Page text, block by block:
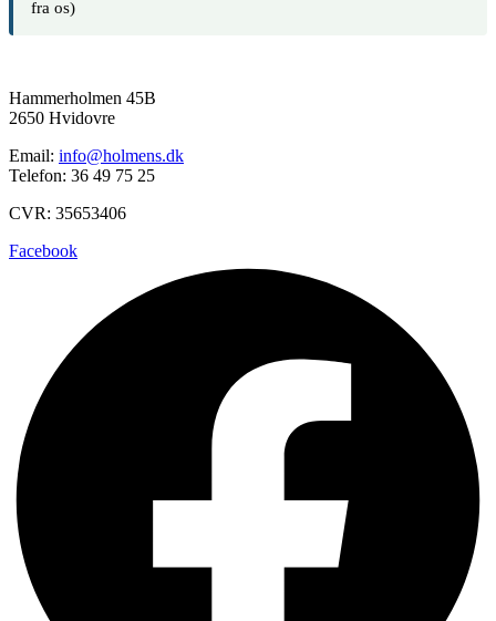
fra os)
Hammerholmen 45B
2650 Hvidovre
Email: info@holmens.dk
Telefon: 36 49 75 25
CVR: 35653406
Facebook